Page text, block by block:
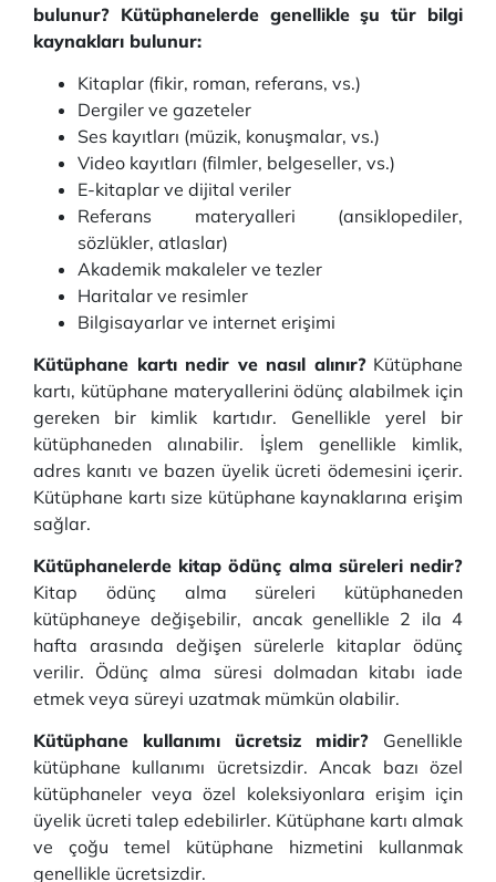
bulunur? Kütüphanelerde genellikle şu tür bilgi
kaynakları bulunur:
Kitaplar (fikir, roman, referans, vs.)
Dergiler ve gazeteler
Ses kayıtları (müzik, konuşmalar, vs.)
Video kayıtları (filmler, belgeseller, vs.)
E-kitaplar ve dijital veriler
Referans materyalleri (ansiklopediler,
sözlükler, atlaslar)
Akademik makaleler ve tezler
Haritalar ve resimler
Bilgisayarlar ve internet erişimi
Kütüphane kartı nedir ve nasıl alınır?Kütüphane
kartı, kütüphane materyallerini ödünç alabilmek için
gereken bir kimlik kartıdır. Genellikle yerel bir
kütüphaneden alınabilir. İşlem genellikle kimlik,
adres kanıtı ve bazen üyelik ücreti ödemesini içerir.
Kütüphane kartı size kütüphane kaynaklarına erişim
sağlar.
Kütüphanelerde kitap ödünç alma süreleri nedir?
Kitap ödünç alma süreleri kütüphaneden
kütüphaneye değişebilir, ancak genellikle 2 ila 4
hafta arasında değişen sürelerle kitaplar ödünç
verilir. Ödünç alma süresi dolmadan kitabı iade
etmek veya süreyi uzatmak mümkün olabilir.
Kütüphane kullanımı ücretsiz midir? Genellikle
kütüphane kullanımı ücretsizdir. Ancak bazı özel
kütüphaneler veya özel koleksiyonlara erişim için
üyelik ücreti talep edebilirler. Kütüphane kartı almak
ve çoğu temel kütüphane hizmetini kullanmak
genellikle ücretsizdir.